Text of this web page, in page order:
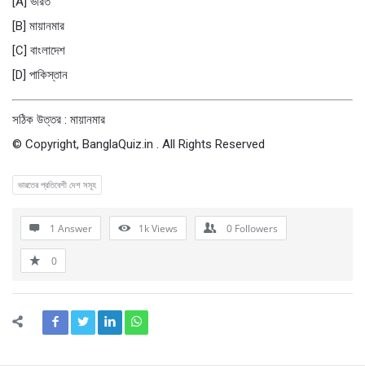
[B] মায়ানমার
[C] বাংলাদেশ
[D] পাকিস্তান
সঠিক উত্তর : মায়ানমার
© Copyright, BanglaQuiz.in . All Rights Reserved
ভারতের প্রতিবেশী দেশ সমূহ
1 Answer 1kViews 0 Followers
0